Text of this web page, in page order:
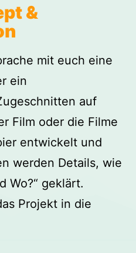
&
mit euch eine
ein
auf
Film oder die Filme
entwickelt und
werden Details, wie
Wo?“ geklärt.
Projekt in die